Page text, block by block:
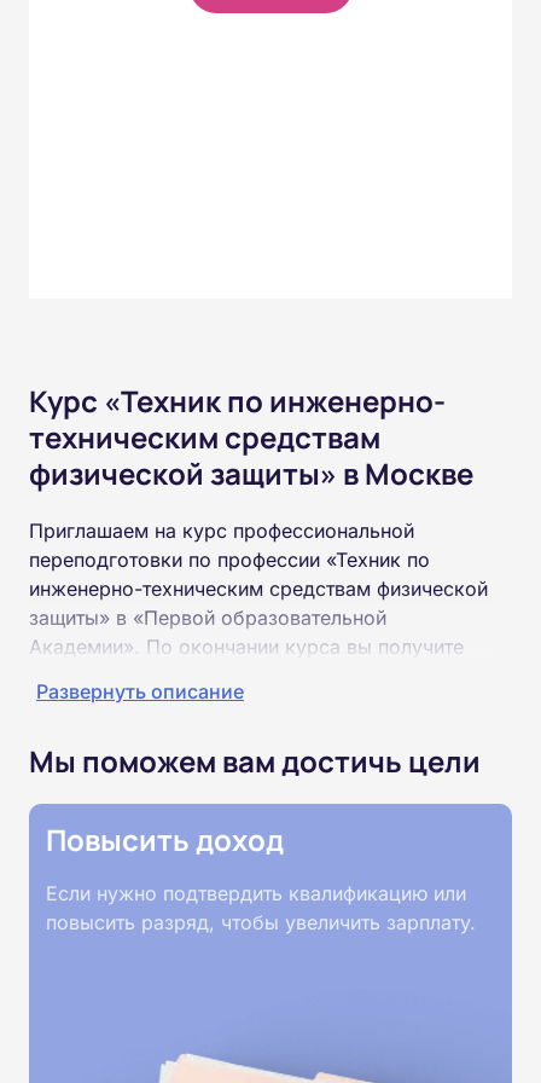
Курс «Техник по инженерно-
техническим средствам
физической защиты» в Москве
Приглашаем на курс профессиональной
переподготовки по профессии «Техник по
инженерно-техническим средствам физической
защиты» в «Первой образовательной
Академии». По окончании курса вы получите
техническим средствам физической защиты»
базе высшего или среднего профессионального
образования (ВУЗ, колледж, техникум).
Обучение проводится дистанционно на
собственной интернет-платформе Академии.
полученной профессии высылаются в ваш
Развернуть описание
Мы поможем вам достичь цели
Повысить доход
Если нужно подтвердить квалификацию или
повысить разряд, чтобы увеличить зарплату.